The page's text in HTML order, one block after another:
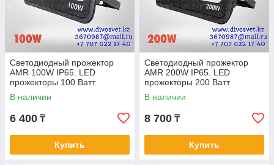
Светодиодный прожектор
AMR 100W IP65. LED
прожекторы 100 Ватт
уличные, для складов, для
освещения территории
В наличии
6 400 ₸
Купить
Светодиодный прожектор
AMR 200W IP65. LED
прожекторы 200 Ватт
уличные, для складов, для
освещения территории
В наличии
8 700 ₸
Купить